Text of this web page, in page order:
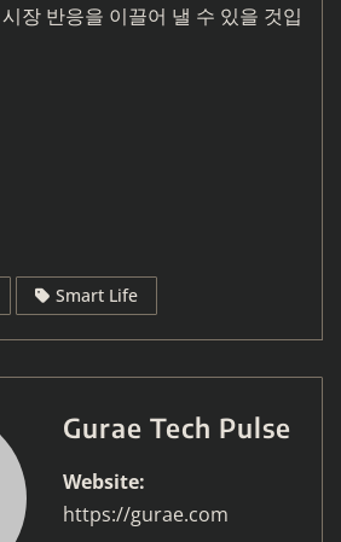
장 반응을 이끌어 낼 수 있을 것입
Smart Life
Gurae Tech Pulse
Website:
https://gurae.com